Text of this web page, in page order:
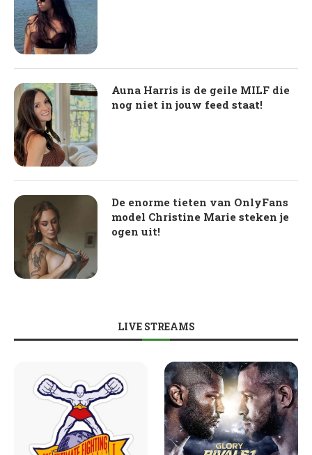
Auna Harris is de geile MILF die
nog niet in jouw feed staat!
De enorme tieten van OnlyFans
model Christine Marie steken je
ogen uit!
LIVE STREAMS